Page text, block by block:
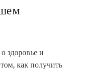
здоровье и
как получить